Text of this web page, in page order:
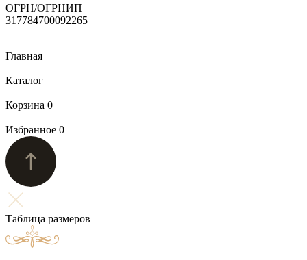
ОГРН/ОГРНИП
317784700092265
Главная
Каталог
Корзина 0
Избранное 0
Таблица размеров